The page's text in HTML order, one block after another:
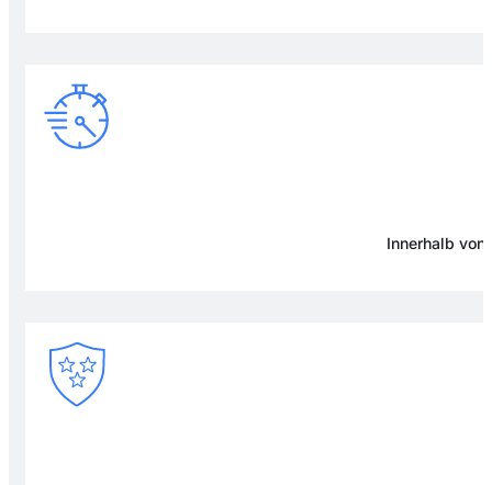
Innerhalb